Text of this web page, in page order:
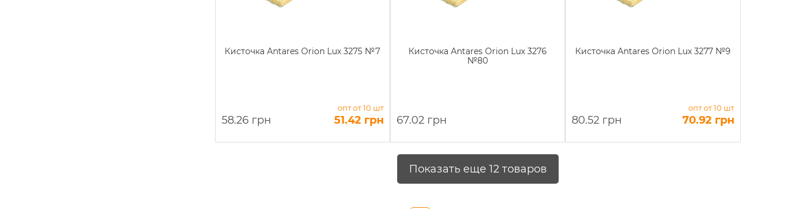
Кисточка Antares Orion Lux 3275 №7
58.26 грн
опт от 10 шт
51.42 грн
Кисточка Antares Orion Lux 3276
№80
67.02 грн
Кисточка Antares Orion Lux 3277 №9
80.52 грн
опт от 10 шт
70.92 грн
Показать еще 12 товаров